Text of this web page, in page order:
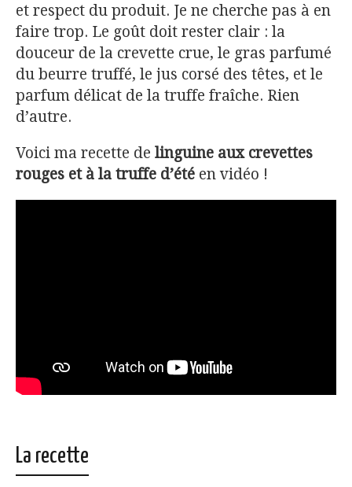
et respect du produit. Je ne cherche pas à en
faire trop. Le goût doit rester clair : la
douceur de la crevette crue, le gras parfumé
du beurre truffé, le jus corsé des têtes, et le
parfum délicat de la truffe fraîche. Rien
d’autre.
Voici ma recette de linguine aux crevettes
rouges et à la truffe d’été en vidéo !
La recette